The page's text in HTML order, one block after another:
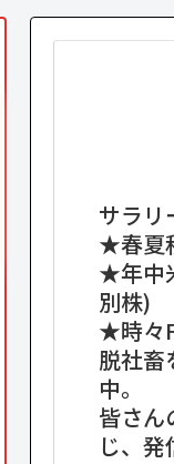
サラリ
★春夏
★年中
別株)
★時々
脱社畜
中。
皆さん
じ、発